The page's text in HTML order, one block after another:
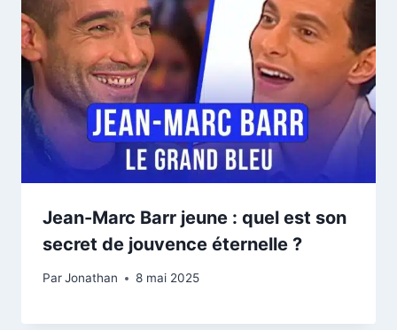
Jean-Marc Barr jeune : quel est son
secret de jouvence éternelle ?
ParJonathan 8 mai 2025